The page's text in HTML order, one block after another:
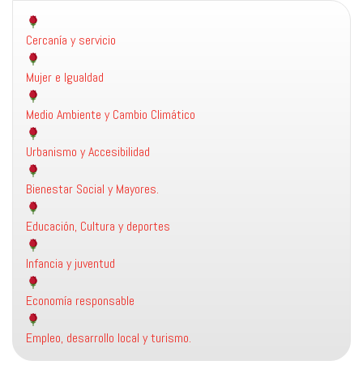
Cercanía y servicio
Mujer e Igualdad
Medio Ambiente y Cambio Climático
Urbanismo y Accesibilidad
Bienestar Social y Mayores.
Educación, Cultura y deportes
Infancia y juventud
Economía responsable
Empleo, desarrollo local y turismo.